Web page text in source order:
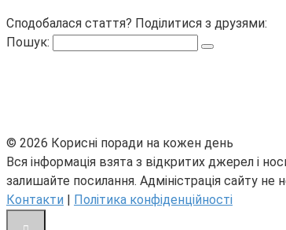
Сподобалася стаття? Поділитися з друзями:
Пошук:
© 2026 Корисні поради на кожен день
Вся інформація взята з відкритих джерел і
залишайте посилання. Адміністрація сайту не
Контакти | Політика конфіденційності